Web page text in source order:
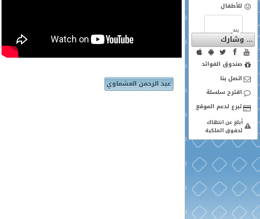
للأطفال
... وشارك
صندوق الفوائد
اتصل بنا
اقترح سلسلة
أبلغ عن انتهاك
لحقوق الملكية
عبد الرحمن العشماوي